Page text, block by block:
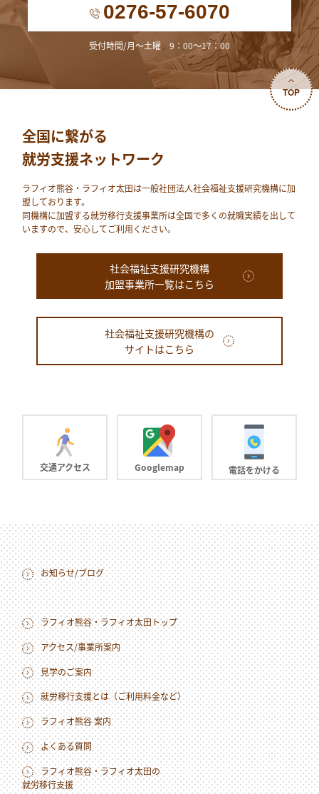
0276-57-6070
受付時間/月～土曜 9：00～17：00
TOP
全国に繋がる
就労支援ネットワーク
ラフィオ熊⾕・ラフィオ太田は⼀般社団法⼈社会福祉⽀援研究機構に加
盟しております。
同機構に加盟する就労移⾏⽀援事業所は全国で多くの就職実績を出して
いますので、安⼼してご利⽤ください。
社会福祉支援研究機構
加盟事業所一覧はこちら
社会福祉支援研究機構の
サイトはこちら
交通アクセス Googlemap 電話をかける
ラフィオ熊谷・ラフィオ太田トップ
就労移行支援とは（ご利用料金など）
ラフィオ熊谷・ラフィオ太田の
就労移行支援
アクセス/事業所案内
ラフィオ熊谷 案内
見学のご案内
よくある質問
お知らせ/ブログ